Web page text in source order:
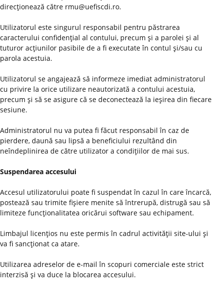
direcţionează către rmu@uefiscdi.ro.
Utilizatorul este singurul responsabil pentru păstrarea
caracterului confidenţial al contului, precum şi a parolei şi al
tuturor acţiunilor pasibile de a fi executate în contul şi/sau cu
parola acestuia.
Utilizatorul se angajează să informeze imediat administratorul
cu privire la orice utilizare neautorizată a contului acestuia,
precum şi să se asigure că se deconectează la ieşirea din fiecare
sesiune.
Administratorul nu va putea fi făcut responsabil în caz de
pierdere, daună sau lipsă a beneficiului rezultând din
neîndeplinirea de către utilizator a condiţiilor de mai sus.
Suspendarea accesului
Accesul utilizatorului poate fi suspendat în cazul în care încarcă,
postează sau trimite fişiere menite să întrerupă, distrugă sau să
limiteze funcţionalitatea oricărui software sau echipament.
Limbajul licenţios nu este permis în cadrul activităţii site-ului şi
va fi sancţionat ca atare.
Utilizarea adreselor de e-mail în scopuri comerciale este strict
interzisă şi va duce la blocarea accesului.